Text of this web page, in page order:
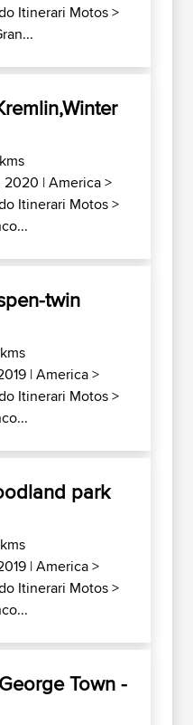
Itinerari Motos>
2020 |America>
Itinerari Motos>
twin
|America>
Itinerari Motos>
park
|America>
Itinerari Motos>
Town -